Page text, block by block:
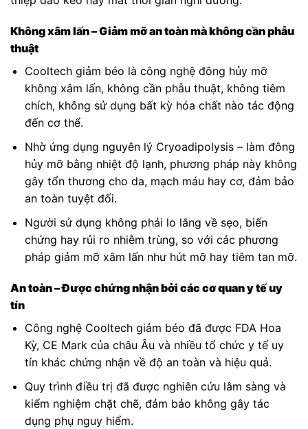
Không xâm lấn – Giảm mỡ an toàn mà không cần phẫu
thuật
Cooltech giảm béo là công nghệ đông hủy mỡ
không xâm lấn, không cần phẫu thuật, không tiêm
chích, không sử dụng bất kỳ hóa chất nào tác động
đến cơ thể.
Nhờ ứng dụng nguyên lý Cryoadipolysis – làm đông
hủy mỡ bằng nhiệt độ lạnh, phương pháp này không
gây tổn thương cho da, mạch máu hay cơ, đảm bảo
an toàn tuyệt đối.
Người sử dụng không phải lo lắng về sẹo, biến
chứng hay rủi ro nhiễm trùng, so với các phương
pháp giảm mỡ xâm lấn như hút mỡ hay tiêm tan mỡ.
An toàn – Được chứng nhận bởi các cơ quan y tế uy
tín
Công nghệ Cooltech giảm béo đã được FDA Hoa
Kỳ, CE Mark của châu Âu và nhiều tổ chức y tế uy
tín khác chứng nhận về độ an toàn và hiệu quả.
Quy trình điều trị đã được nghiên cứu lâm sàng và
kiểm nghiệm chặt chẽ, đảm bảo không gây tác
dụng phụ nguy hiểm.